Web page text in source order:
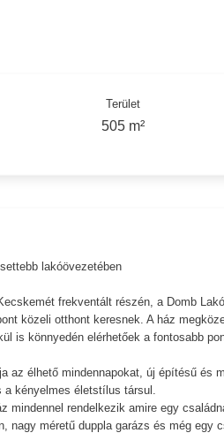
Terület
505 m²
lakóövezetében
frekventált részén, a Domb
közeli otthont keresnek. A ház
is könnyedén elérhetőek a fontosabb
élhető mindennapokat, új építésű és
kényelmes életstílus társul.
mindennel rendelkezik amire egy
méretű duppla garázs és még egy